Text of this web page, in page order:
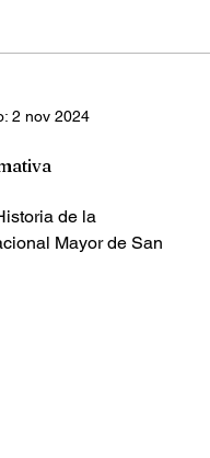
2 nov 2024
de la
Mayor de San